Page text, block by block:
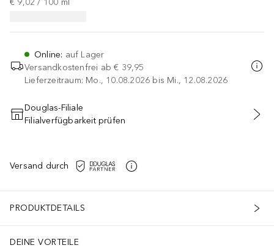
€ 9,02 / 100 ml
Online: auf Lager
Versandkostenfrei ab € 39,95
Lieferzeitraum: Mo., 10.08.2026 bis Mi., 12.08.2026
IN DEN WARENKORB
Douglas-Filiale
Filialverfügbarkeit prüfen
Versand durch
PRODUKTDETAILS
DEINE VORTEILE